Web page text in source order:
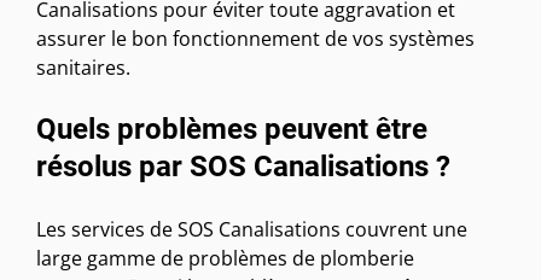
Canalisations pour éviter toute aggravation et
assurer le bon fonctionnement de vos systèmes
sanitaires.
Quels problèmes peuvent être
résolus par SOS Canalisations ?
Les services de SOS Canalisations couvrent une
large gamme de problèmes de plomberie